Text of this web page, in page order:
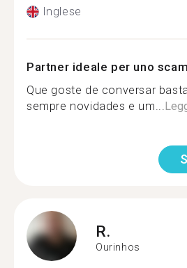
Inglese
Partner ideale per uno
Que goste de conversar
sempre novidades e um...
R.
Ourinhos